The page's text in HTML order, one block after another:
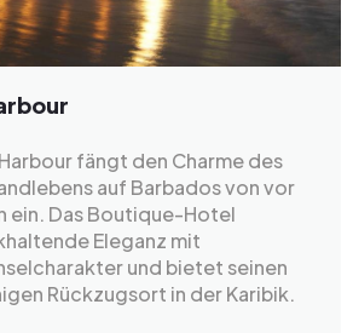
fängt den Charme des
auf Barbados von vor
ein. Das Boutique-Hotel
Eleganz mit
und bietet seinen
Rückzugsort in der Karibik.